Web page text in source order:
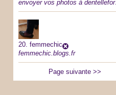
envoyer vos photos à
20. femmechic
femmechic.blogs.fr
Page suivante >>